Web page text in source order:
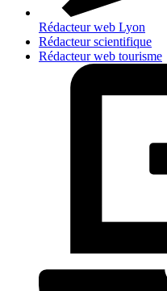
Rédacteur web Lyon
Rédacteur scientifique
Rédacteur web tourisme